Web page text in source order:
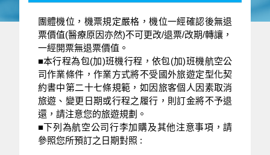
團體機位，機票規定嚴格，機位一經確認後無退
票價值(醫療原因亦然)不可更改/退票/改期/轉讓，
一經開票無退票價值。
■本行程為包(加)班機行程，依包(加)班機航空公
司作業條件，作業方式將不受國外旅遊定型化契
約書中第二十七條規範，如因旅客個人因素取消
旅遊、變更日期或行程之履行，則訂金將不予退
還，請注意您的旅遊規劃。
■下列為航空公司行李加購及其他注意事項，請
參照您所預訂之日期對照 :